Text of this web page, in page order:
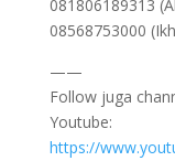
081806189313
08568753000
——
Follow juga
Youtube:
https://